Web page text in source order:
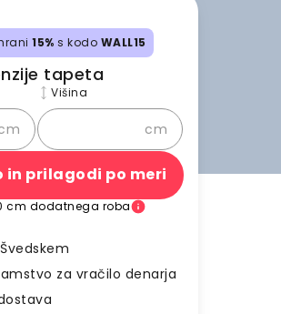
15% s kodo WALL15
tapeta
Višina
cm
in prilagodi po meri
cm dodatnega roba
za vračilo denarja